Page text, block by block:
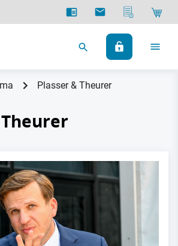
Plasser & Theurer